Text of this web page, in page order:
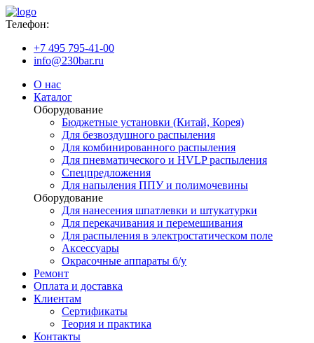
Телефон:
+7 495 795-41-00
info@230bar.ru
О нас
Каталог
Оборудование
Бюджетные установки (Китай, Корея)
Для безвоздушного распыления
Для комбинированного распыления
Для пневматического и HVLP распыления
Спецпредложения
Для напыления ППУ и полимочевины
Оборудование
Для нанесения шпатлевки и штукатурки
Для перекачивания и перемешивания
Для распыления в электростатическом поле
Аксессуары
Окрасочные аппараты б/у
Ремонт
Оплата и доставка
Клиентам
Сертификаты
Теория и практика
Контакты